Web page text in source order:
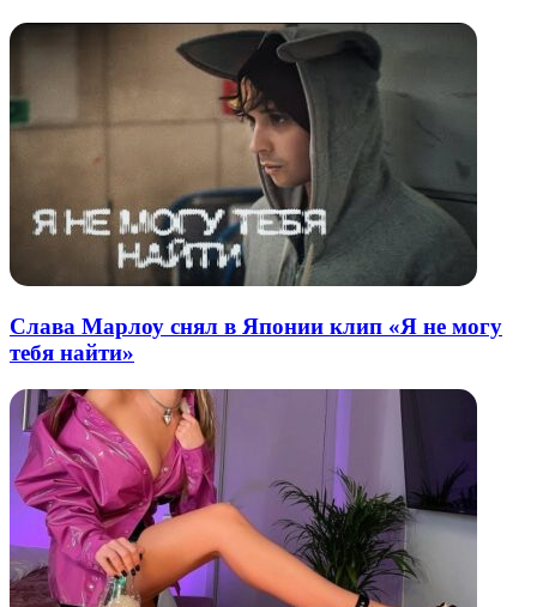
Слава Марлоу снял в Японии клип «Я не могу
тебя найти»